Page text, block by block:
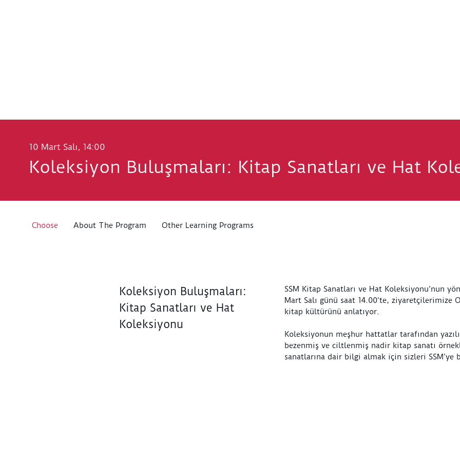
10 Mart Salı, 14:00
Koleksiyon Buluşmaları: Kitap Sanatları ve Hat
Choose About The Program Other Learning Programs
Koleksiyon Buluşmaları:
Kitap Sanatları ve Hat
Koleksiyonu
SSM Kitap Sanatları ve Hat Koleksiyonu’nun
Mart Salı günü saat 14.00’te, ziyaretçilerimize
kitap kültürünü anlatıyor.
Koleksiyonun meşhur hattatlar tarafından
bezenmiş ve ciltlenmiş nadir kitap sanatı
sanatlarına dair bilgi almak için sizleri SSM’ye